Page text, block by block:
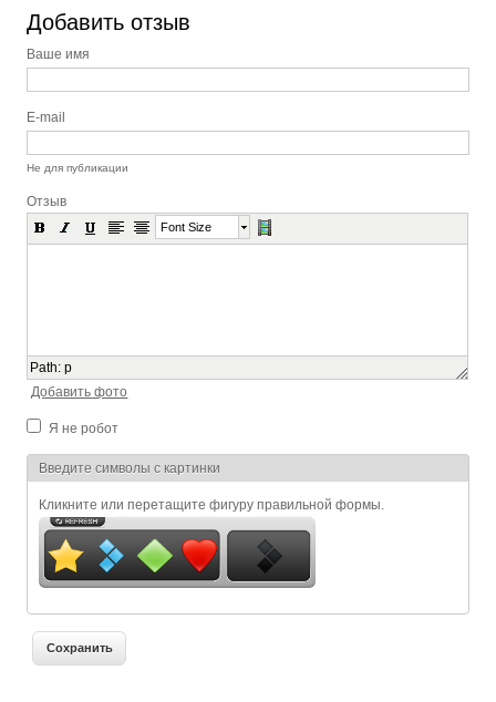
Добавить отзыв
Ваше имя
E-mail
Не для публикации
Отзыв
Font Size
Path:p
Добавить фото
Я не робот
Я спамер
Введите символы с картинки
Кликните или перетащите фигуру правильной формы.